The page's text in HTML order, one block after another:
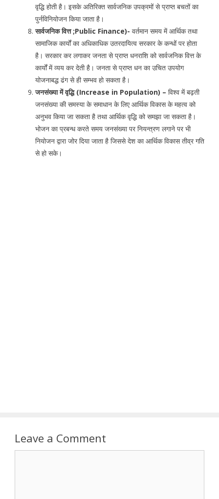
वृद्धि होती है। इसके अतिरिक्त सार्वजनिक उपक्रमों से प्राप्त बचतों का
पुर्नविनियोजन किया जाता है।
सार्वजनिक वित्त ;Public Finance)- वर्तमान समय में आर्थिक तथा
सामाजिक कार्यों का अधिकाधिक उतरदायित्व सरकार के कन्धों पर होता
है। सरकार कर लगाकर जनता से प्राप्त धनराशि को सार्वजनिक वित्त के
कार्यों में व्यय कर देती है। जनता से प्राप्त धन का उचित उपयोग
योजनाबद्ध ढंग से ही सम्भव हो सकता है।
जनसंख्या में वृद्धि (Increase in Population) – विश्व में बढ़ती
जनसंख्या की समस्या के समाधान के लिए आर्थिक विकास के महत्व को
अनुभव किया जा सकता है तथा आर्थिक वृद्धि को समझा जा सकता है।
भोजन का प्रबन्ध करते समय जनसंख्या पर नियन्त्रण लगाने पर भी
नियोजन द्वारा जोर दिया जाता है जिससे देश का आर्थिक विकास तीव्र गति
से हो सके।
Leave a Comment